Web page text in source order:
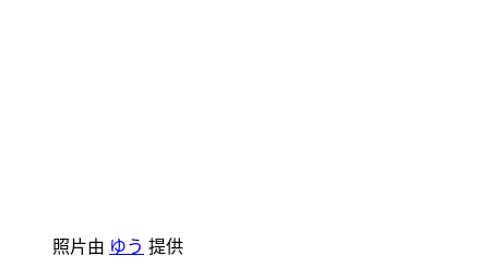
照片由 ゆう 提供